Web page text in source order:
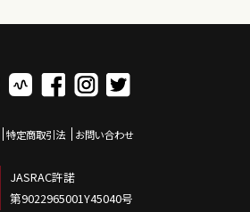
特定商取引法 お問い合わせ
JASRAC許諾
第9022965001Y45040号